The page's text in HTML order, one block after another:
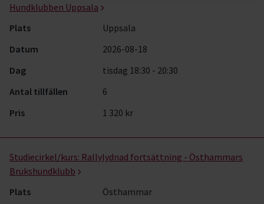
Hundklubben Uppsala
Plats
Uppsala
Datum
2026-08-18
Dag
tisdag 18:30 - 20:30
Antal tillfällen
6
Pris
1 320 kr
Studiecirkel/kurs: Rallylydnad fortsättning - Östhammars
Brukshundklubb
Plats
Östhammar